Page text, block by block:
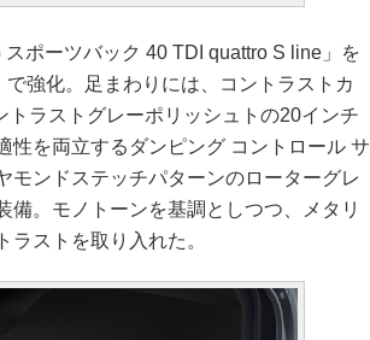
ポーツバック 40 TDI quattro S line」を
強化。足まわりには、コントラストカ
ラストグレーポリッシュトの20インチ
性を両立するダンピング コントロール サ
モンドステッチパターンのローターグレ
。モノトーンを基調としつつ、メタリ
ストを取り入れた。